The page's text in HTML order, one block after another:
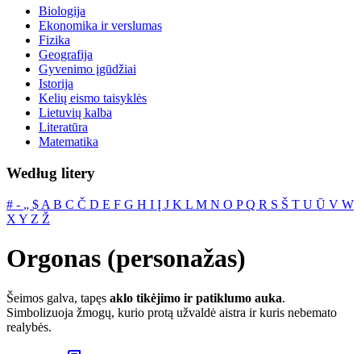
Biologija
Ekonomika ir verslumas
Fizika
Geografija
Gyvenimo įgūdžiai
Istorija
Kelių eismo taisyklės
Lietuvių kalba
Literatūra
Matematika
Według litery
# ‐ „ $ A B C Č D E F G H I Į J K L M N O PQ R S Š T U Ū V W
X Y Z Ž
Orgonas (personažas)
Šeimos galva, tapęs aklo tikėjimo ir patiklumo auka.
Simbolizuoja žmogų, kurio protą užvaldė aistra ir kuris nebemato
realybės.